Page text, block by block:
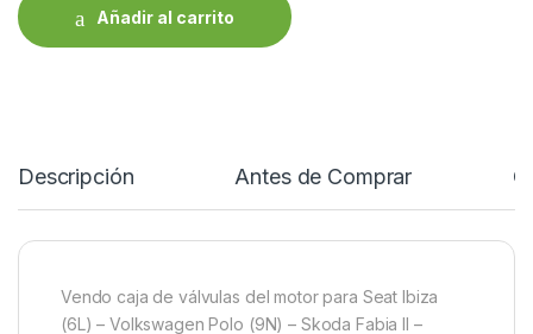
Añadir al carrito
Descripción Antes de Comprar
Vendo caja de válvulas del motor para Seat Ibiza
(6L) – Volkswagen Polo (9N) – Skoda Fabia II –